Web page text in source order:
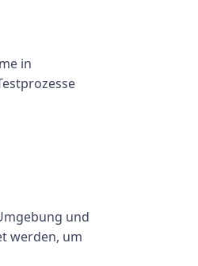
in
und
werden, um